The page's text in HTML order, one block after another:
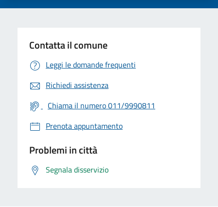
Contatta il comune
Leggi le domande frequenti
Richiedi assistenza
Chiama il numero 011/9990811
Prenota appuntamento
Problemi in città
Segnala disservizio